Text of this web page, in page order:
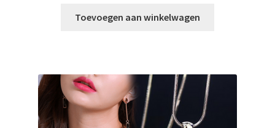
Toevoegen aan winkelwagen